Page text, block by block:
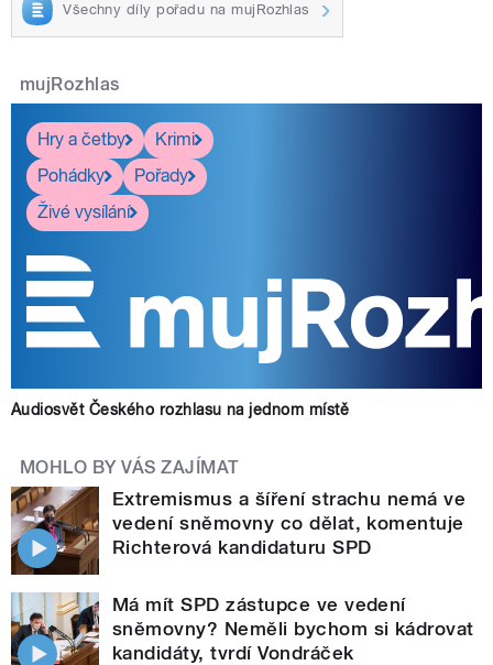
Všechny díly pořadu na mujRozhlas
mujRozhlas
Hry a četby
Krimi
Pohádky
Pořady
Živé vysílání
Audiosvět Českého rozhlasu na jednom místě
MOHLO BY VÁS ZAJÍMAT
Extremismus a šíření strachu nemá ve
vedení sněmovny co dělat, komentuje
Richterová kandidaturu SPD
Má mít SPD zástupce ve vedení
sněmovny? Neměli bychom si kádrovat
kandidáty, tvrdí Vondráček